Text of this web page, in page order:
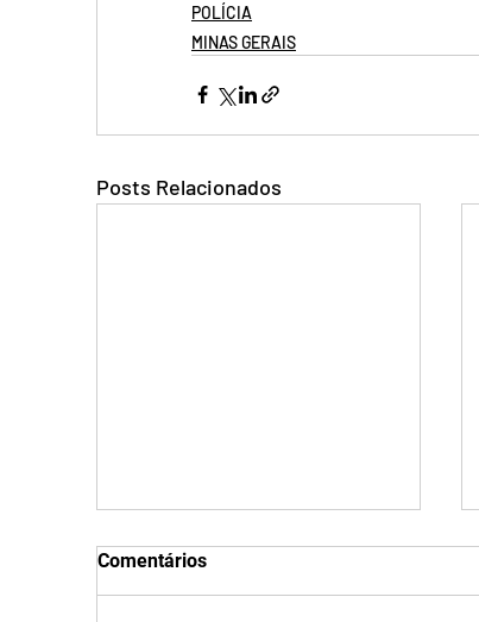
POLÍCIA
MINAS GERAIS
Posts Relacionados
Comentários